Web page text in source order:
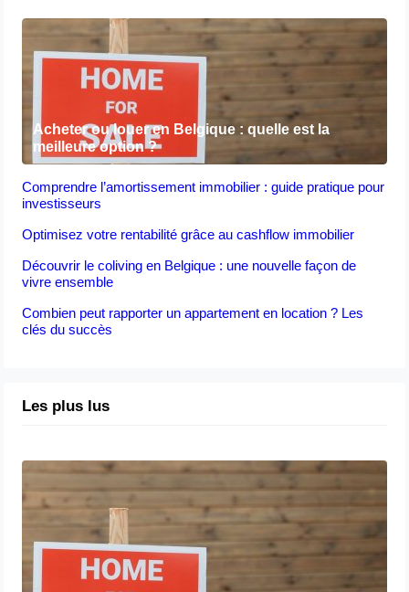
Acheter ou louer en Belgique : quelle est la
meilleure option ?
Comprendre l’amortissement immobilier : guide pratique pour
investisseurs
Optimisez votre rentabilité grâce au cashflow immobilier
Découvrir le coliving en Belgique : une nouvelle façon de
vivre ensemble
Combien peut rapporter un appartement en location ? Les
clés du succès
Les plus lus